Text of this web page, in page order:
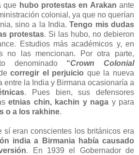
que hubo protestas en Arakan ante
colonial, ya que no querían
sino a la India.Tengo mis dudas
protestas. Si las hubo, no debieron
Estudios más académicos y, en
no las mencionan. Por otra parte,
denominado “Crown Colonial
corregir el perjuicio que la nueva
entre la India y Birmana ocasionaría a
. Pues bien, sus defensores
etnias chin, kachin y naga y para
o a los rakhine.
sí eran conscientes los británicos era
india a Birmania había causado
. En 1939 el Gobernador de